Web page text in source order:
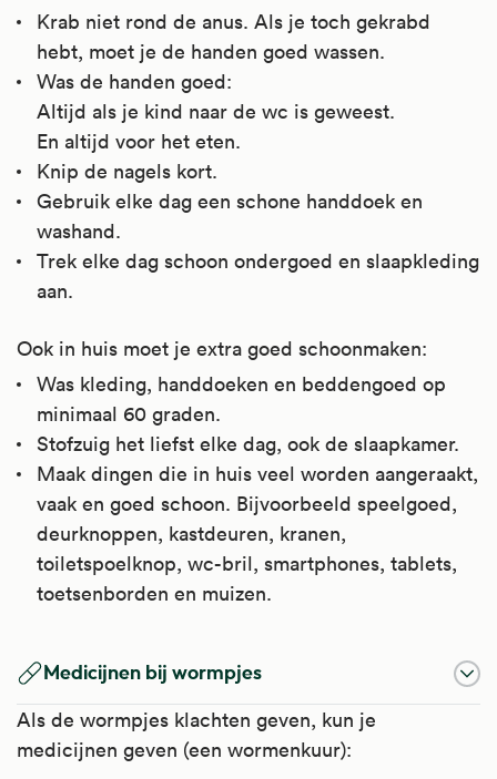
Krab niet rond de anus. Als je toch gekrabd
hebt, moet je de handen goed wassen.
Was de handen goed:
Altijd als je kind naar de wc is geweest.
En altijd voor het eten.
Knip de nagels kort.
Gebruik elke dag een schone handdoek en
washand.
Trek elke dag schoon ondergoed en slaapkleding
aan.
Ook in huis moet je extra goed schoonmaken:
Was kleding, handdoeken en beddengoed op
minimaal 60 graden.
Stofzuig het liefst elke dag, ook de slaapkamer.
Maak dingen die in huis veel worden aangeraakt,
vaak en goed schoon. Bijvoorbeeld speelgoed,
deurknoppen, kastdeuren, kranen,
toiletspoelknop, wc-bril, smartphones, tablets,
toetsenborden en muizen.
Medicijnen bij wormpjes
Als de wormpjes klachten geven, kun je
medicijnen geven (een wormenkuur):